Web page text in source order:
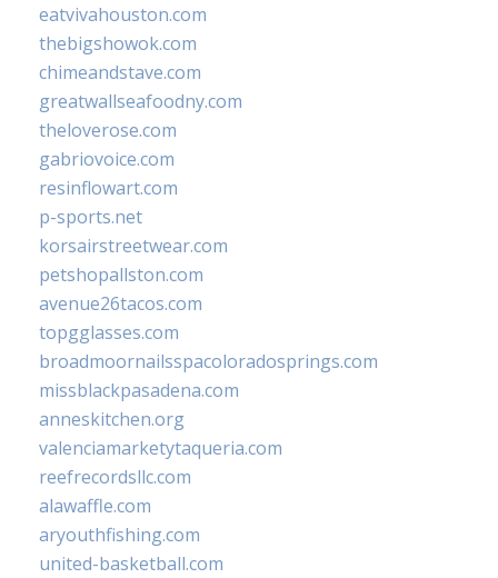
eatvivahouston.com
thebigshowok.com
chimeandstave.com
greatwallseafoodny.com
theloverose.com
gabriovoice.com
resinflowart.com
p-sports.net
korsairstreetwear.com
petshopallston.com
avenue26tacos.com
topgglasses.com
broadmoornailsspacoloradosprings.com
missblackpasadena.com
anneskitchen.org
valenciamarketytaqueria.com
reefrecordsllc.com
alawaffle.com
aryouthfishing.com
united-basketball.com